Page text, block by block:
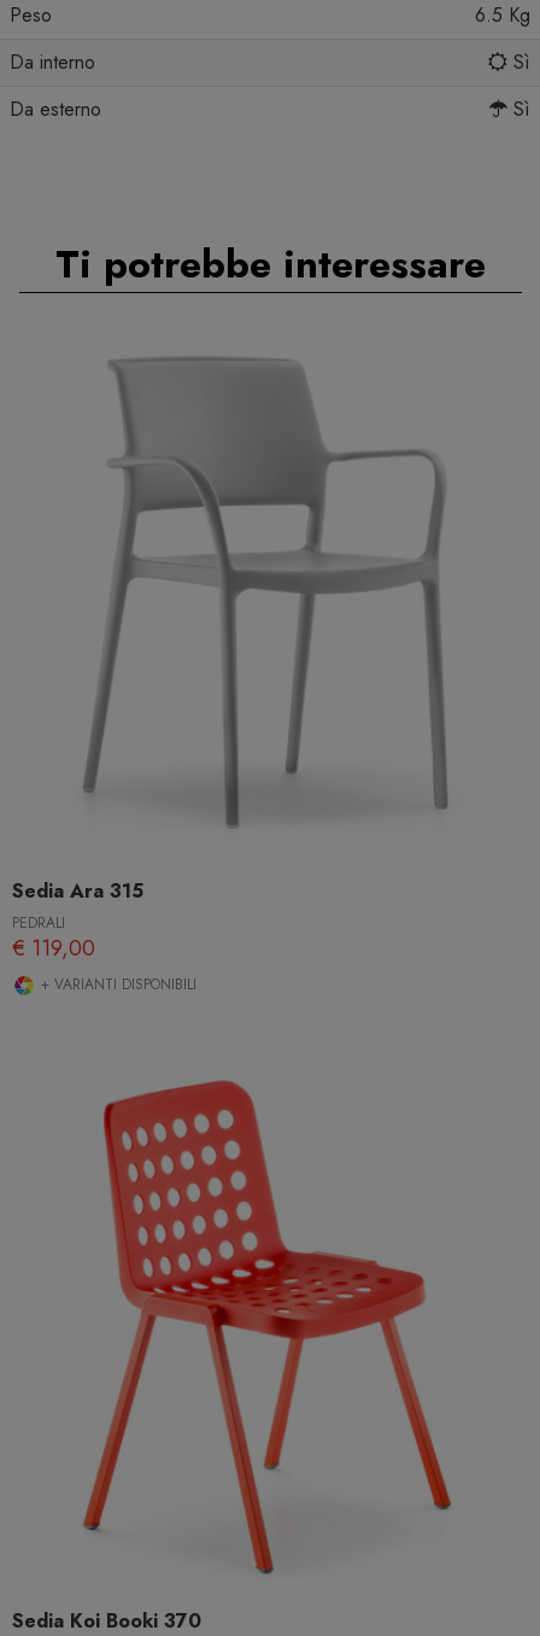
Peso
6.5 Kg
Da interno
Sì
Da esterno
Sì
Ti potrebbe interessare
Sedia Ara 315
PEDRALI
€ 119,00
+ VARIANTI DISPONIBILI
Sedia Koi Booki 370